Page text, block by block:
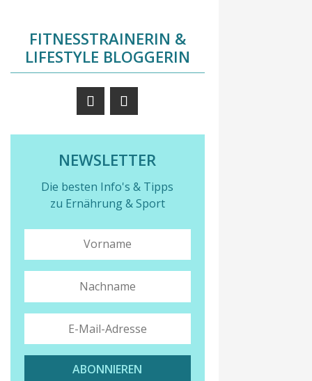
FITNESSTRAINERIN &
LIFESTYLE BLOGGERIN
NEWSLETTER
Die besten Info's & Tipps
zu Ernährung & Sport
ABONNIEREN